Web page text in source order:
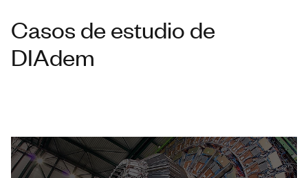
Casos de estudio de
DIAdem